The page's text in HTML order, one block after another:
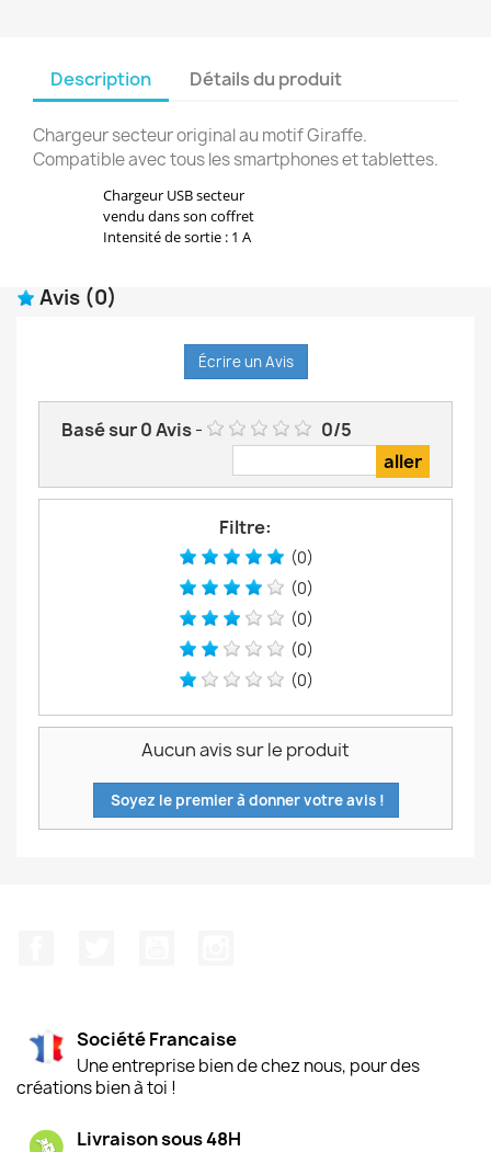
Description Détails du produit
Chargeur secteur original au motif Giraffe.
Compatible avec tous les smartphones et tablettes.
Chargeur USB secteur
vendu dans son coffret
Intensité de sortie : 1 A
Avis (0)
Écrire un Avis
Basé sur0Avis- 0/5
Filtre:
(0)
(0)
(0)
(0)
(0)
Aucun avis sur le produit
Soyez le premier à donner votre avis !
Société Francaise
Une entreprise bien de chez nous, pour des
créations bien à toi !
Livraison sous 48H